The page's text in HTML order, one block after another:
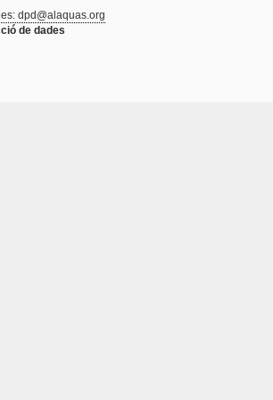
dpd@alaquas.org
de dades